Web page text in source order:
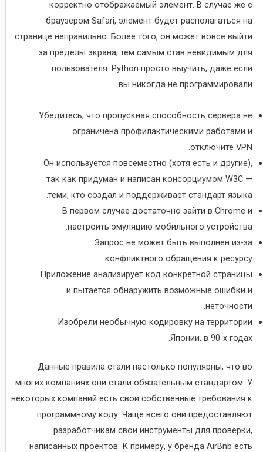
корректно отображаемый элемент. В случае же с
браузером Safari, элемент будет располагаться на
странице неправильно. Более того, он может вовсе выйти
за пределы экрана, тем самым став невидимым для
пользователя. Python просто выучить, даже если
вы никогда не программировали.
Убедитесь, что пропускная способность сервера не
ограничена профилактическими работами и
отключите VPN.
Он используется повсеместно (хотя есть и другие),
так как придуман и написан консорциумом W3C —
теми, кто создал и поддерживает стандарт языка.
В первом случае достаточно зайти в Chrome и
настроить эмуляцию мобильного устройства.
Запрос не может быть выполнен из-за
конфликтного обращения к ресурсу.
Приложение анализирует код конкретной страницы
и пытается обнаружить возможные ошибки и
неточности.
Изобрели необычную кодировку на территории
Японии, в 90-х годах.
Данные правила стали настолько популярны, что во
многих компаниях они стали обязательным стандартом. У
некоторых компаний есть свои собственные требования к
программному коду. Чаще всего они предоставляют
разработчикам свои инструменты для проверки,
написанных проектов. К примеру, у бренда AirBnb есть